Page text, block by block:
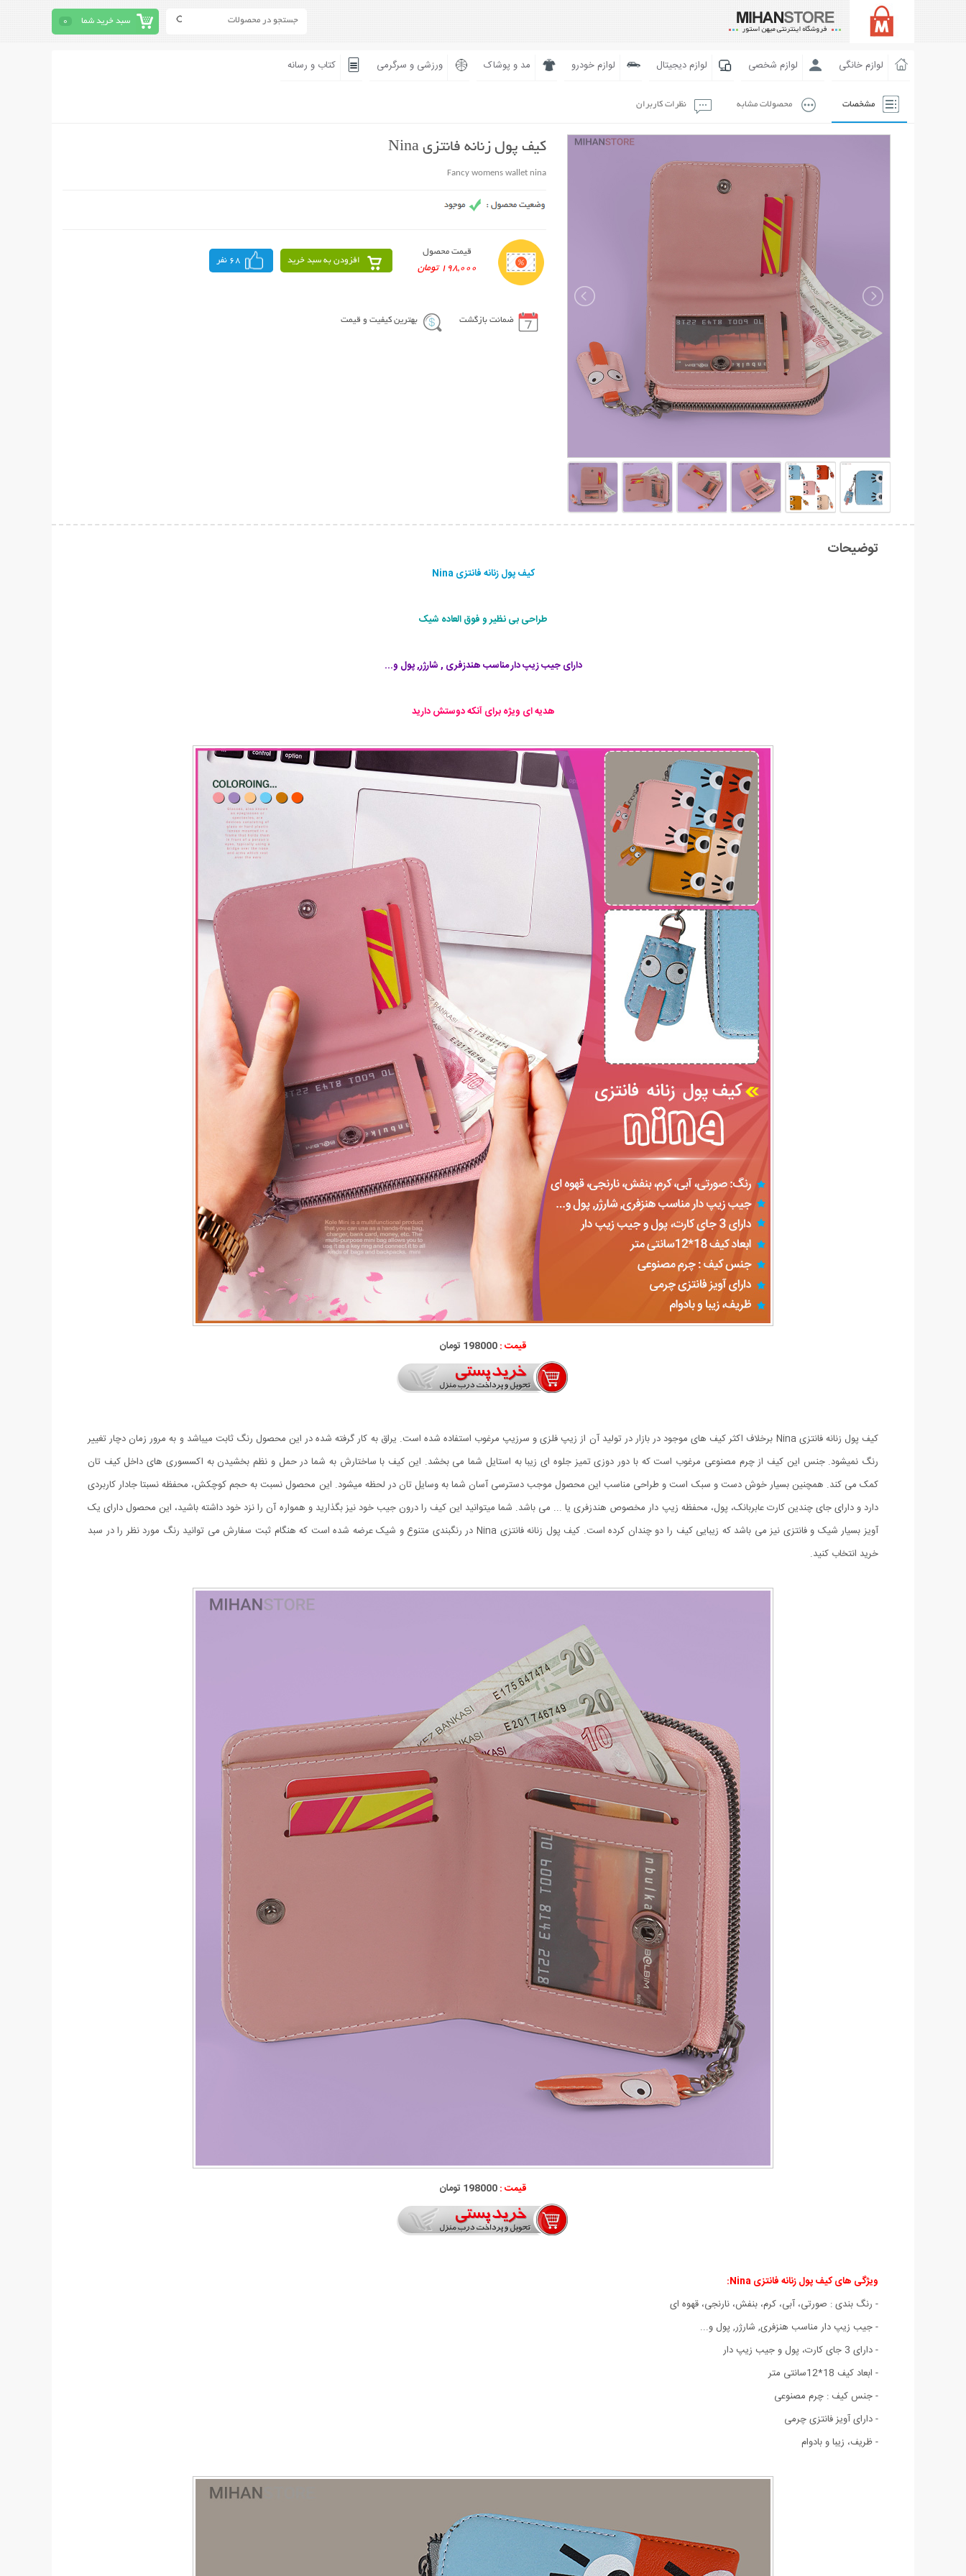
سبد خرید شما 0
لوازم خانگی لوازم شخصی لوازم دیجیتال لوازم خودرو مد و پوشاک ورزشی و سرگرمی کتاب و رسانه
مشخصات محصولات مشابه نظرات کاربران
کیف پول زنانه فانتزی Nina
Fancy womens wallet nina
قیمت محصول
198,000 تومان
افزودن به سبد خرید 68 نفر
ضمانت بازگشت بهترین کیفیت و قیمت
توضیحات
کیف پول زنانه فانتزی Nina
طراحی بی نظیر و فوق العاده شیک
دارای جیب زیپ دار مناسب هندزفری , شارژر, پول و...
هدیه ای ویژه برای آنکه دوستش دارید
قیمت :198000 تومان
کیف پول زنانه فانتزی Nina برخلاف اکثر کیف های موجود در بازار در تولید آن از زیپ فلزی و سرزیپ مرغوب استفاده شده است. یراق به کار گرفته شده در این محصول رنگ ثابت میباشد و به مرور زمان دچار تغییر
رنگ نمیشود. جنس این کیف از چرم مصنوعی مرغوب است که با دور دوزی تمیز جلوه ای زیبا به استایل شما می بخشد. این کیف با ساختارش به شما در حمل و نظم بخشیدن به اکسسوری های داخل کیف تان
کمک می کند. همچنین بسیار خوش دست و سبک است و طراحی مناسب این محصول موجب دسترسی آسان شما به وسایل تان در لحظه میشود. این محصول نسبت به حجم کوچکش، محفظه نسبتا جادار کاربردی
دارد و دارای جای چندین کارت عابربانک، پول، محفظه زیپ دار مخصوص هندزفری یا ... می باشد. شما میتوانید این کیف را درون جیب خود نیز بگذارید و همواره آن را نزد خود داشته باشید، این محصول دارای یک
آویز بسیار شیک و فانتزی نیز می باشد که زیبایی کیف را دو چندان کرده است. کیف پول زنانه فانتزی Nina در رنگبندی متنوع و شیک عرضه شده است که هنگام ثبت سفارش می توانید رنگ مورد نظر را در سبد
خرید انتخاب کنید.
قیمت :198000 تومان
ویژگی هایکیف پول زنانه فانتزی Nina:
- رنگ بندی : صورتی، آبی، کرم، بنفش، نارنجی، قهوه ای
- جیب زیپ دار مناسب هنزفری, شارژر, پول و...
- دارای 3 جای کارت، پول و جیب زیپ دار
- ابعاد کیف 18*12سانتی متر
- جنس کیف : چرم مصنوعی
- دارای آویز فانتزی چرمی
- ظریف، زیبا و بادوام